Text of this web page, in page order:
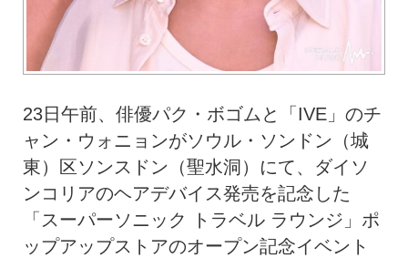
23日午前、俳優パク・ボゴムと「IVE」のチ
ャン・ウォニョンがソウル・ソンドン（城
東）区ソンスドン（聖水洞）にて、ダイソ
ンコリアのヘアデバイス発売を記念した
「スーパーソニック トラベル ラウンジ」ポ
ップアップストアのオープン記念イベント